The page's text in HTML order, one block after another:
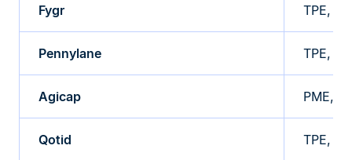
Fygr TPE,
Pennylane TPE,
Agicap PME,
Qotid TPE,